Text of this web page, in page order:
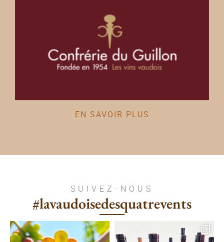
EN SAVOIR PLUS
SUIVEZ-NOUS
#lavaudoisedesquatrevents